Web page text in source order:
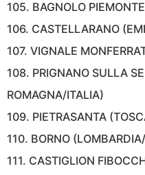
105. BAGNOLO
106. CASTELLARANO
107. VIGNALE
108. PRIGNANO SULLA
ROMAGNA/ITALIA)
109. PIETRASANTA
110. BORNO
111. CASTIGLION